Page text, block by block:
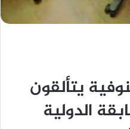
يتألقون
الدولية